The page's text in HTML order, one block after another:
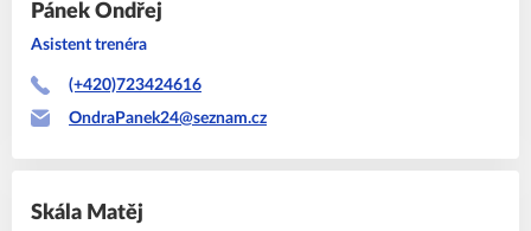
Ondřej
Pánek
Asistent trenéra
(+420)723424616
OndraPanek24@seznam.cz
Matěj
Skála